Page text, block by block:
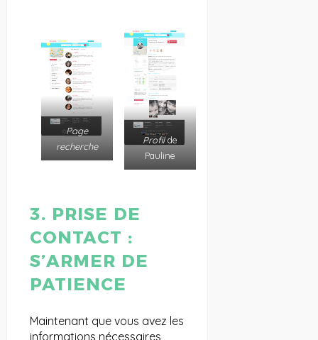
Page
recherche
Profilde
Pauline
3. PRISE DE
CONTACT :
S’ARMER DE
PATIENCE
Maintenant que vous avez les
informations nécessaires